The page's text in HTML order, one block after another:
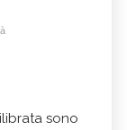
sono